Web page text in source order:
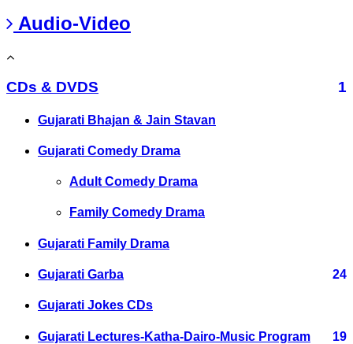
Audio-Video
CDs & DVDS 1
Gujarati Bhajan & Jain Stavan
Gujarati Comedy Drama
Adult Comedy Drama
Family Comedy Drama
Gujarati Family Drama
Gujarati Garba 24
Gujarati Jokes CDs
Gujarati Lectures-Katha-Dairo-Music Program 19